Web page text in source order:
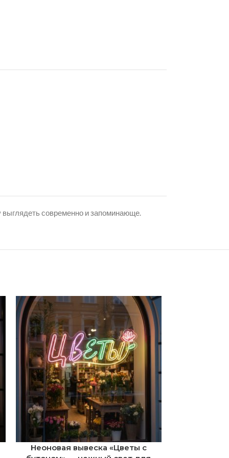
выглядеть современно и запоминающе.
Неоновая вывеска «Цветы с